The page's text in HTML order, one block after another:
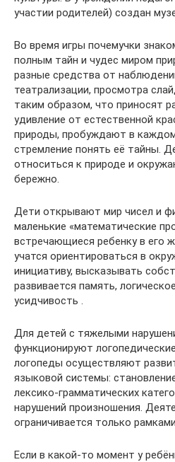
участии родителей) создан
Во время игры почемучки
полным тайн и чудес миром
разные средства от
театрализации, просмотра
таким образом, что приносят
удивление от естественной
природы, пробуждают в
стремление понять её тайны.
относиться к природе и
бережно.
Дети открывают мир чисел и
маленькие «математические
встречающиеся ребенку в его
учатся ориентироваться в
инициативу, высказывать
развивается память,
усидчивость .
Для детей с тяжелыми
функционируют
логопеды осуществляют
языковой системы:
лексико-грамматических
нарушений произношения.
ограничивается только
Если в какой-то момент у